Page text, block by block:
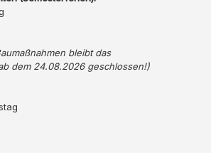
bleibt das
dem 24.08.2026 geschlossen!)